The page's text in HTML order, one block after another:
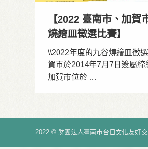
【2022 臺南市、加賀
燒繪皿徵選比賽】
\\2022年度的九谷燒繪皿徵
賀市於2014年7月7日簽屬締
加賀市位於 …
2022 © 財團法人臺南市台日文化友好